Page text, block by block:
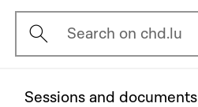
Ouvrir l'écran de recherche
Search on chd.lu
Sessions and documents